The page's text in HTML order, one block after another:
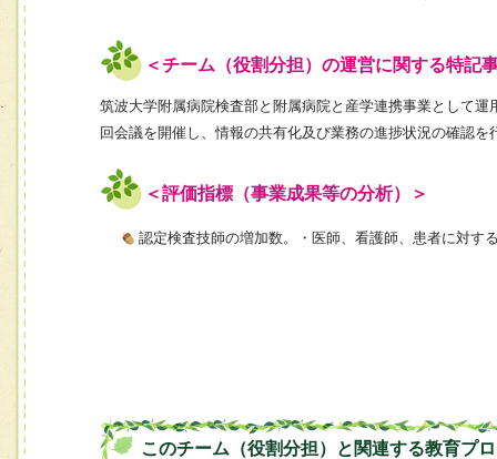
＜チーム（役割分担）の運営に関する特記
筑波大学附属病院検査部と附属病院と産学連携事業として運
回会議を開催し、情報の共有化及び業務の進捗状況の確認
＜評価指標（事業成果等の分析）＞
認定検査技師の増加数。・医師、看護師、患者に対す
このチーム（役割分担）と関連する教育プ